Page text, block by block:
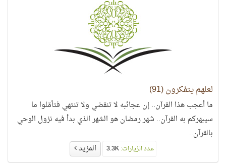
لعلهم يتفكرون (91)
ما أعجب هذا القرآن.. إن عجائبه لا تنقضي ولا تنتهي فتأمّلوا ما
سيبهركم به القرآن.. شهر رمضان هو الشهر الذي بدأ فيه نزول الوحي
بالقرآن..
عدد الزيارات: المزيد